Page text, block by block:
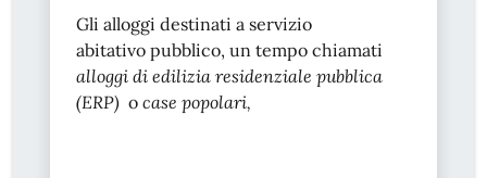
Gli alloggi destinati a servizio
abitativo pubblico, un tempo chiamati
alloggi di edilizia residenziale pubblica
(ERP) o case popolari,